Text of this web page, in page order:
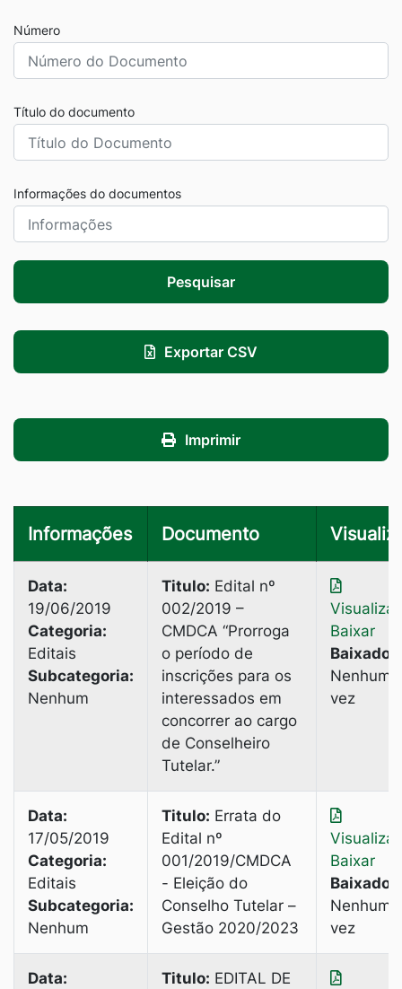
Número
Título do documento
Informações do documentos
Pesquisar
Exportar CSV
Imprimir
Informações Documento
Data:
19/06/2019
Categoria:
Editais
Subcategoria:
Nenhum
Titulo: Edital nº
002/2019 –
CMDCA “Prorroga
o período de
inscrições para os
interessados em
concorrer ao cargo
de Conselheiro
Tutelar.”
Baixar
Baixado:
Nenhuma
vez
Data:
17/05/2019
Categoria:
Editais
Subcategoria:
Nenhum
Titulo: Errata do
Edital nº
001/2019/CMDCA
- Eleição do
Conselho Tutelar –
Gestão 2020/2023
Baixar
Baixado:
Nenhuma
vez
Data:
Titulo: EDITAL DE